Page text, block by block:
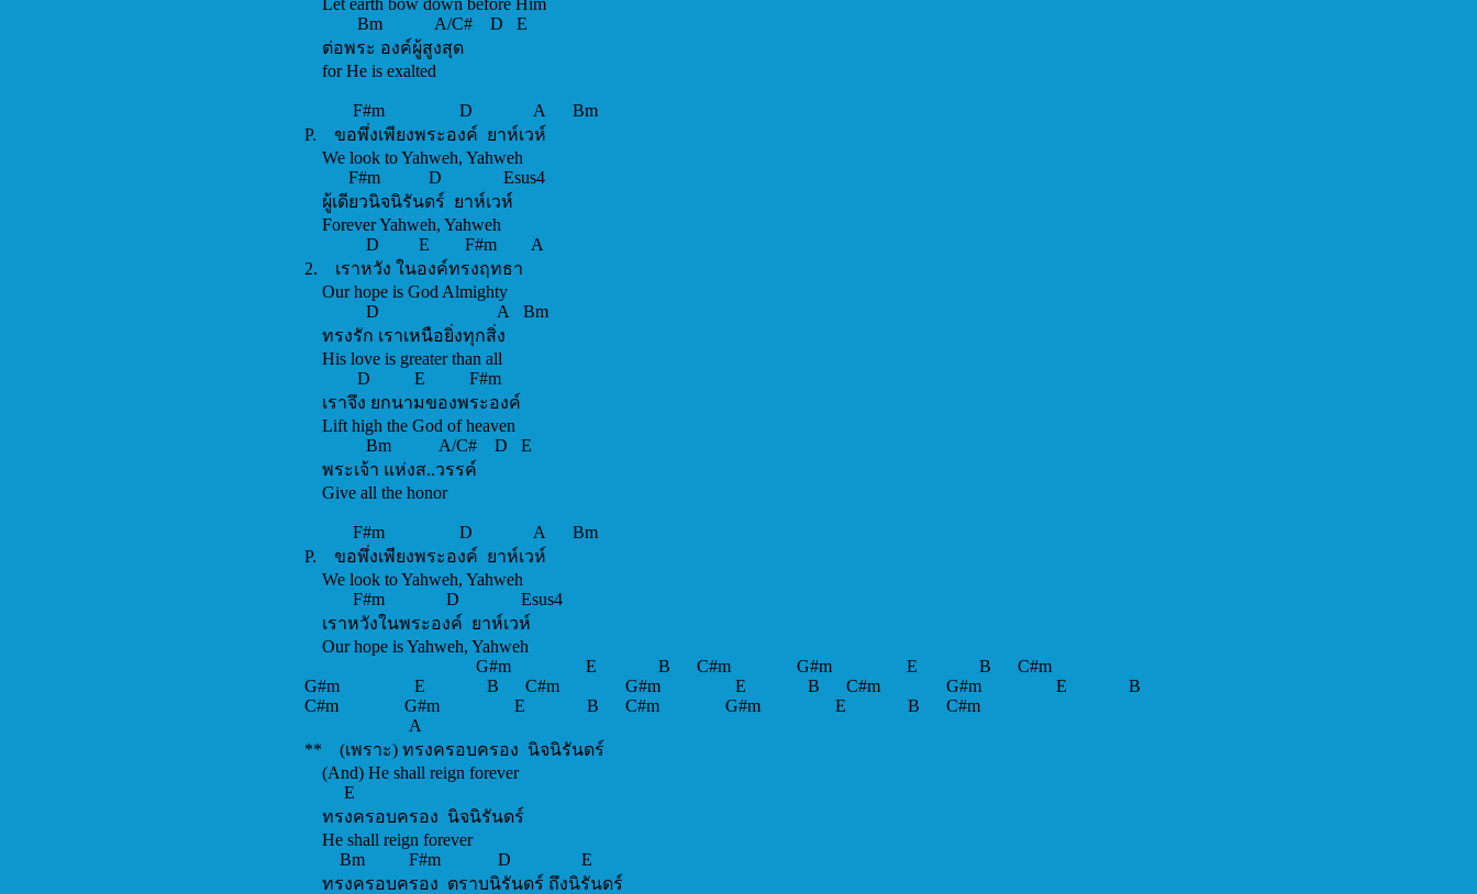
Bm A/C# D E
ต่อพระ องค์ผู้สูงสุด
for He is exalted
F#m D A Bm
P. ขอพึ่งเพียงพระองค์ ยาห์เวห์
We look to Yahweh, Yahweh
F#m D Esus4
ผู้เดียวนิจนิรันดร์ ยาห์เวห์
Forever Yahweh, Yahweh
D E F#m A
2. เราหวัง ในองค์ทรงฤทธา
Our hope is God Almighty
D A Bm
ทรงรัก เราเหนือยิ่งทุกสิ่ง
His love is greater than all
D E F#m
เราจึง ยกนามของพระองค์
Lift high the God of heaven
Bm A/C# D E
พระเจ้า แห่งส..วรรค์
Give all the honor
F#m D A Bm
P. ขอพึ่งเพียงพระองค์ ยาห์เวห์
We look to Yahweh, Yahweh
F#m D Esus4
เราหวังในพระองค์ ยาห์เวห์
Our hope is Yahweh, Yahweh
G#m E B C#m G#m E B C#m
G#m E B C#m G#m E B C#m G#m E B
C#m G#m E B C#m G#m E B C#m
A
** (เพราะ) ทรงครอบครอง นิจนิรันดร์
(And) He shall reign forever
E
ทรงครอบครอง นิจนิรันดร์
He shall reign forever
Bm F#m D E
ทรงครอบครอง ตราบนิรันดร์ ถึงนิรันดร์